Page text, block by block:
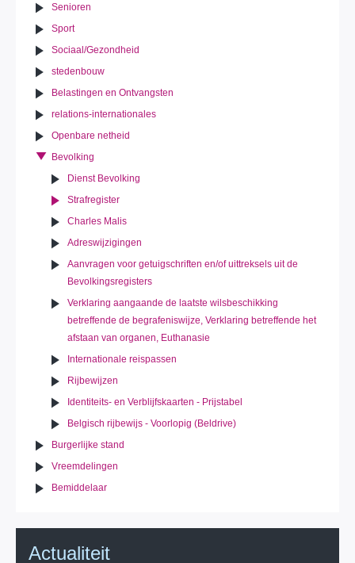
Senioren
Sport
Sociaal/Gezondheid
stedenbouw
Belastingen en Ontvangsten
relations-internationales
Openbare netheid
Bevolking
Dienst Bevolking
Strafregister
Charles Malis
Adreswijzigingen
Aanvragen voor getuigschriften en/of uittreksels uit de
Bevolkingsregisters
Verklaring aangaande de laatste wilsbeschikking
betreffende de begrafeniswijze, Verklaring betreffende het
afstaan van organen, Euthanasie
Internationale reispassen
Rijbewijzen
Identiteits- en Verblijfskaarten - Prijstabel
Belgisch rijbewijs - Voorlopig (Beldrive)
Burgerlijke stand
Vreemdelingen
Bemiddelaar
Actualiteit